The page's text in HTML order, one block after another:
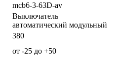
mcb6-3-63D-av
Выключатель
автоматический модульный
380
от -25 до +50